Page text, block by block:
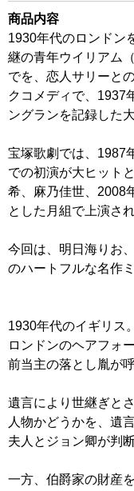
商品内容
1930年代のロンドン
継の青年ウイリアム
でを、恋人サリーと
クコメディで、1937
ングランを記録した
宝塚歌劇では、1987
での初演が大ヒット
希、麻乃佳世、2008
とした月組で上演さ
今回は、明日海りお
のハートフルな名作
1930年代のイギリス。
ロンドンのヘアフォ
前当主の落とし胤が
遺言により世継ぎと
人物かどうかを、遺
夫人とジョン卿が判
一方、伯爵家の財産